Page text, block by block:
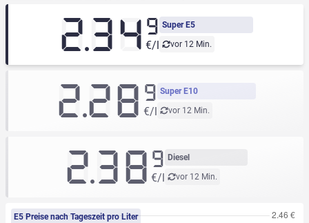
Super E5
vor 12 Min.
2.349
€/l
Super E10
vor 12 Min.
2.28 9
€/l
Diesel
vor 12 Min.
2.389
€/l
E5 Preise nach Tageszeit pro Liter